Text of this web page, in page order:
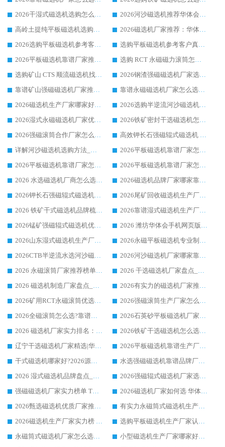
2026干湿式磁选机选购怎么选?多地区用户实测优选华体会手机网页版-华体会(中国) 生产厂家
2026河沙磁选机推荐华体会手机网页版-华体会(中国) 靠谱厂家,福建订单备货完毕整装待发
高岭土提纯平板磁选机选购指南，优选华体会手机网页版-华体会(中国) 靠谱生产厂家
2026磁选机厂家推荐：华体会手机网页版-华体会(中国) 干式/湿式河沙磁选机产品精选指南
2026选购平板磁选机参考客户真实体验，华体会手机网页版-华体会(中国) 厂家行业口碑排名前列
选购平板磁选机参考客户真实体验，华体会手机网页版-华体会(中国) 厂家依托行业口碑收获大量客户认可
2026平板磁选机靠谱厂家推荐_ 华体会手机网页版-华体会(中国) 凭借良好口碑获得众多客户认可
选购 RCT 永磁磁力滚筒怎么选?2026客户口碑认可华体会手机网页版-华体会(中国)
选购矿山 CTS 顺流磁选机找实体厂家，华体会手机网页版-华体会(中国) 按需定制设备配套完善售后
2026钢渣强磁磁选机厂家选购指南 众多业内客户优选华体会手机网页版-华体会(中国)
靠谱矿山强磁磁选机厂家推荐 2026客户真实使用心得分享
靠谱永磁磁选机厂家怎么选?福建客户真实体验分享华体会手机网页版-华体会(中国) 品牌
2026磁选机生产厂家哪家好?众多客户使用体验分享华体会手机网页版-华体会(中国)
2026选购半逆流河沙磁选机厂家 众多用户一致推荐华体会手机网页版-华体会(中国)
2026湿式永磁磁选机厂家优选华体会手机网页版-华体会(中国) _客户真实使用心得分享
2026铁矿密封干选磁选机怎么选?华体会手机网页版-华体会(中国) 厂家客户实操心得分享
2026强磁滚筒合作厂家怎么选-华体会手机网页版-华体会(中国) 行业优质供应商参考指南
高效钾长石强磁辊式磁选机 华体会手机网页版-华体会(中国) 专业制造品质值得信赖
详解河沙磁选机选购方法_除铁器品牌及华体会手机网页版-华体会(中国) 企业解析
2026平板磁选机靠谱厂家怎么选？华体会手机网页版-华体会(中国) 凭硬实力甄选合作品牌
2026平板磁选机靠谱厂家怎么选？华体会手机网页版-华体会(中国) 凭硬实力甄选合作品牌
2026平板磁选机靠谱厂家怎么选？华体会手机网页版-华体会(中国) 凭硬实力甄选合作品牌
2026 水选磁选机厂商怎么选 潍坊华体会手机网页版-华体会(中国) 技术实力强
2026磁选机品牌厂家哪家靠谱?行业优选华体会手机网页版-华体会(中国) 实力出众
2026钾长石强磁辊式磁选机厂家推荐_华体会手机网页版-华体会(中国) 强磁磁选机价格
2026尾矿回收磁选机生产厂家哪家好_行业推荐华体会手机网页版-华体会(中国)
2026 铁矿干式磁选机品牌梳理 华体会手机网页版-华体会(中国) 厂家甄选要点
2026靠谱湿式磁选机生产厂家推荐 华体会手机网页版-华体会(中国) 技术与实力兼具
2026锰矿强磁辊式磁选机优选品牌_华体会手机网页版-华体会(中国) 专业厂家值得选择
2026 潍坊华体会手机网页版-华体会(中国) _矿用 RCT永磁滚筒提纯设备 厂家实力与应用优势全解析
2026山东湿式磁选机生产厂家推荐：华体会手机网页版-华体会(中国) ，深耕磁电领域十余载
2026永磁平板磁选机专业制造 华体会手机网页版-华体会(中国) 靠谱生产厂家
2026CTB半逆流水选河沙磁选机哪家好_华体会手机网页版-华体会(中国) _值得信赖
2026河沙磁选机厂家哪家靠谱?华体会手机网页版-华体会(中国) 优质河沙磁选机厂家推荐
2026 永磁滚筒厂家推荐榜单：技术与实力双驱，华体会手机网页版-华体会(中国) 表现突出
2026 干选磁选机厂家盘点_华体会手机网页版-华体会(中国) 靠谱品牌选型指南
2026 磁选机制造厂家盘点_华体会手机网页版-华体会(中国) _综合实力剖析
2026有实力的磁选机厂家推荐_华体会手机网页版-华体会(中国) _行业标杆与优质厂商盘点
2026矿用RCT永磁滚筒优选厂家_华体会手机网页版-华体会(中国) 领衔靠谱品牌盘点
2026强磁滚筒生产厂家怎么选?行业口碑推荐华体会手机网页版-华体会(中国)
2026全磁滚筒怎么选?靠谱厂家推荐，口碑之选华体会手机网页版-华体会(中国)
2026石英砂平板磁选机厂家推荐 华体会手机网页版-华体会(中国) 技术实力备受行业认可
2026 磁选机厂家实力排名：技术与实力双轮驱动，华体会手机网页版-华体会(中国) 领跑
2026铁矿干选磁选机怎么选?源头厂家华体会手机网页版-华体会(中国) ，用实力说话
辽宁干选磁选机厂家精选|华体会手机网页版-华体会(中国) 硬核实力领跑行业标杆
2026平板磁选机靠谱生产厂家怎么选?行业标杆华体会手机网页版-华体会(中国) ，凭硬实力脱颖而出
干式磁选机哪家好?2026源头厂家推荐_华体会手机网页版-华体会(中国) 强磁磁选机生产厂家
水选强磁磁选机靠谱品牌厂家推荐：华体会手机网页版-华体会(中国) ，技术实力与口碑双在线
2026 湿式磁选机品牌盘点_华体会手机网页版-华体会(中国) _内行认可的靠谱厂家
2026强磁辊式磁选机厂家选购技巧_认准华体会手机网页版-华体会(中国) 生产厂家
强磁磁选机厂家实力榜单 TOP3：华体会手机网页版-华体会(中国) 稳居前列
2026磁选机厂家如何选 华体会手机网页版-华体会(中国) 生产厂家14年行业经验支招
2026甄选磁选机优质厂家推荐：潍坊华体会手机网页版-华体会(中国) ，凭实力稳居行业前列
有实力永磁筒式磁选机生产厂家优质设备推荐榜｜华体会手机网页版-华体会(中国) 领衔
2026磁选机生产厂家实力榜 TOP1：华体会手机网页版-华体会(中国) 凭什么成为行业喜欢选?
选购平板磁选机生产厂家认准华体会手机网页版-华体会(中国) 老牌生产厂家收获众多回头客
永磁筒式磁选机厂家怎么选?14 年老厂华体会手机网页版-华体会(中国) 凭实力出圈，这 5 大优势太圈粉
小型磁选机生产厂家哪家好?2026 年实测推荐，华体会手机网页版-华体会(中国) 十年口碑厂值得闭眼入